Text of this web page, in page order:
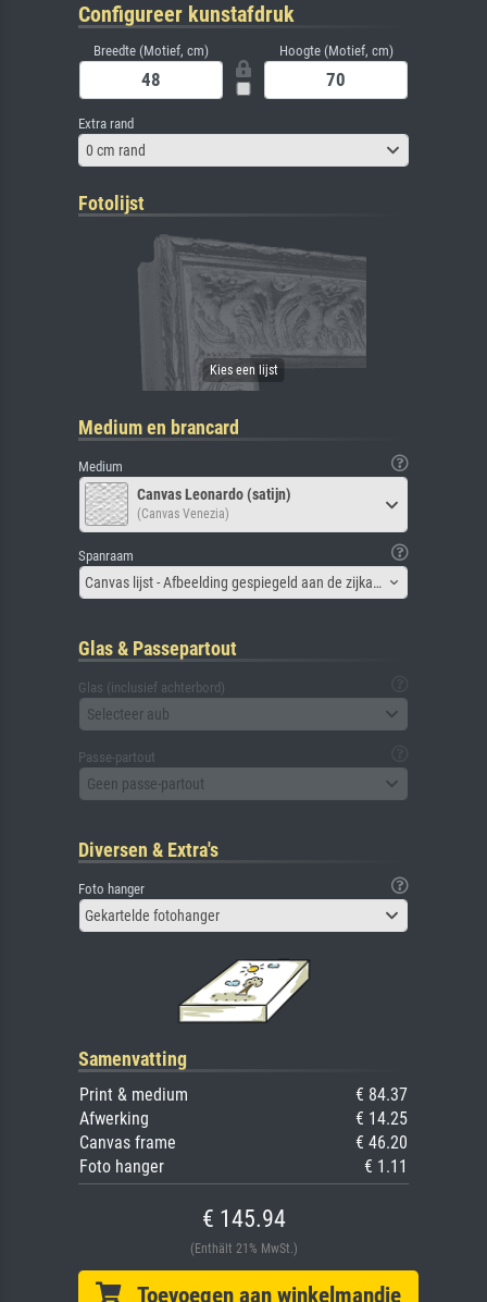
Configureer kunstafdruk
Breedte (Motief, cm) Hoogte (Motief, cm)
Extra rand
0 cm rand
Fotolijst
Medium en brancard
Medium
Canvas Leonardo (satijn)
(Canvas Venezia)
Spanraam
Canvas lijst - Afbeelding gespiegeld aan de zijkant
Glas & Passepartout
Glas (inclusief achterbord)
Selecteer aub
Passe-partout
Geen passe-partout
Diversen & Extra's
Foto hanger
Gekartelde fotohanger
Samenvatting
Print & medium
€ 84.37
Afwerking
€ 14.25
Canvas frame
€ 46.20
Foto hanger
€ 1.11
€ 145.94
(Enthält 21% MwSt.)
Toevoegen aan winkelmandje